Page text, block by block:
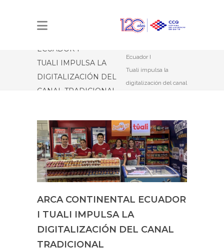
ECUADOR I
TUALI IMPULSA LA
DIGITALIZACIÓN DEL
CANAL TRADICIONAL
Estás aquí:
Inicio
Ecuador I
Tuali impulsa la
digitalización del canal
ARCA CONTINENTAL ECUADOR
I TUALI IMPULSA LA
DIGITALIZACIÓN DEL CANAL
TRADICIONAL